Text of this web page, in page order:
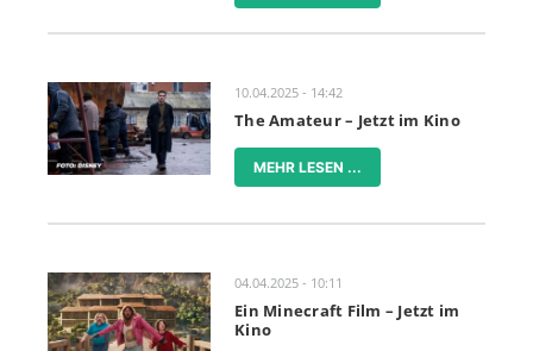
10.04.2025 - 14:42
The Amateur – Jetzt im Kino
MEHR LESEN ...
04.04.2025 - 10:11
Ein Minecraft Film – Jetzt im
Kino